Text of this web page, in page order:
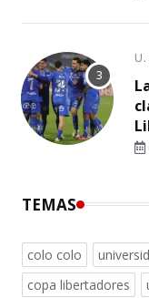
U.
TEMAS
colo colo
copa libertadores